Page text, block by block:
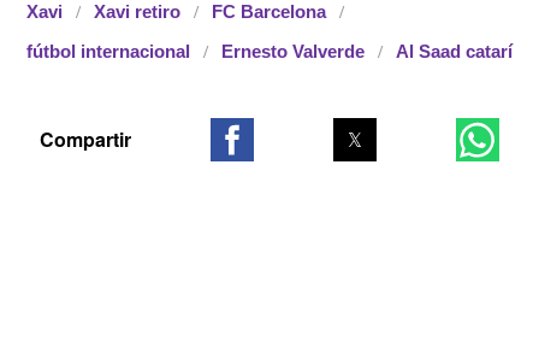
Xavi Xavi retiro FC Barcelona
fútbol internacional Ernesto Valverde Al Saad catarí